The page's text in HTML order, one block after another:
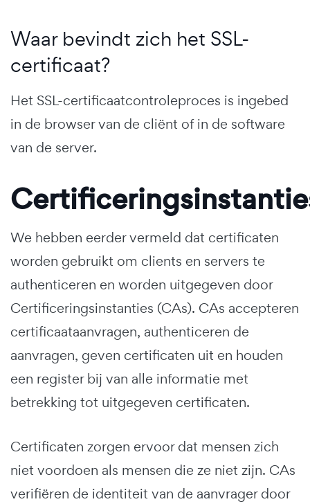
Waar bevindt zich het SSL-
certificaat?
Het SSL-certificaatcontroleproces is ingebed
in de browser van de cliënt of in de software
van de server.
We hebben eerder vermeld dat certificaten
worden gebruikt om clients en servers te
authenticeren en worden uitgegeven door
Certificeringsinstanties (CAs). CAs accepteren
certificaataanvragen, authenticeren de
aanvragen, geven certificaten uit en houden
een register bij van alle informatie met
betrekking tot uitgegeven certificaten.
Certificaten zorgen ervoor dat mensen zich
niet voordoen als mensen die ze niet zijn. CAs
verifiëren de identiteit van de aanvrager door